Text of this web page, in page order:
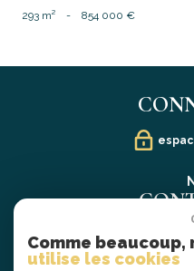
293 m² - 854 000 €
02
Comme beaucoup,
utilise les cookies